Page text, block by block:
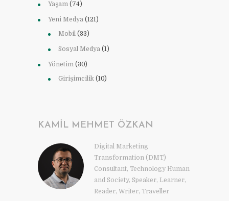
Yaşam (74)
Yeni Medya (121)
Mobil (33)
Sosyal Medya (1)
Yönetim (30)
Girişimcilik (10)
KAMIL MEHMET ÖZKAN
Digital Marketing
Transformation (DMT)
Consultant, Technology Human
and Society, Speaker, Learner,
Reader, Writer, Traveller